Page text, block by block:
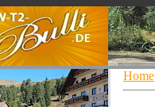
Home